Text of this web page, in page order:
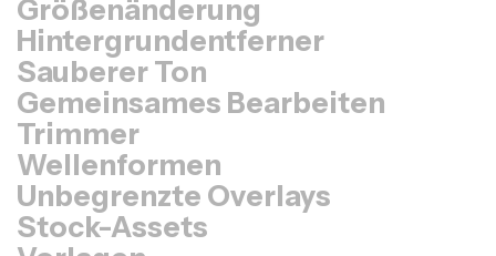
Hintergrundentferner
Sauberer Ton
Gemeinsames Bearbeiten
Trimmer
Wellenformen
Unbegrenzte Overlays
Stock-Assets
Vorlagen